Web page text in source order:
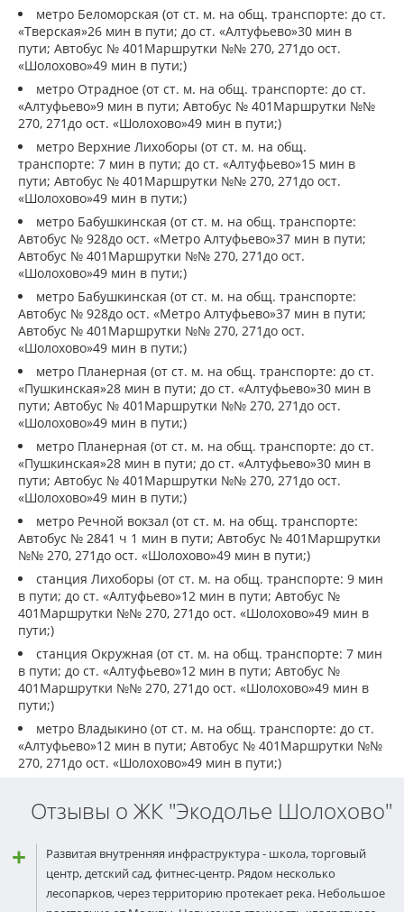
метро Беломорская (от ст. м. на общ. транспорте: до ст.
«Тверская»26 мин в пути; до ст. «Алтуфьево»30 мин в
пути; Автобус № 401Маршрутки №№ 270, 271до ост.
«Шолохово»49 мин в пути;)
метро Отрадное (от ст. м. на общ. транспорте: до ст.
«Алтуфьево»9 мин в пути; Автобус № 401Маршрутки №№
270, 271до ост. «Шолохово»49 мин в пути;)
метро Верхние Лихоборы (от ст. м. на общ.
транспорте: 7 мин в пути; до ст. «Алтуфьево»15 мин в
пути; Автобус № 401Маршрутки №№ 270, 271до ост.
«Шолохово»49 мин в пути;)
метро Бабушкинская (от ст. м. на общ. транспорте:
Автобус № 928до ост. «Метро Алтуфьево»37 мин в пути;
Автобус № 401Маршрутки №№ 270, 271до ост.
«Шолохово»49 мин в пути;)
метро Бабушкинская (от ст. м. на общ. транспорте:
Автобус № 928до ост. «Метро Алтуфьево»37 мин в пути;
Автобус № 401Маршрутки №№ 270, 271до ост.
«Шолохово»49 мин в пути;)
метро Планерная (от ст. м. на общ. транспорте: до ст.
«Пушкинская»28 мин в пути; до ст. «Алтуфьево»30 мин в
пути; Автобус № 401Маршрутки №№ 270, 271до ост.
«Шолохово»49 мин в пути;)
метро Планерная (от ст. м. на общ. транспорте: до ст.
«Пушкинская»28 мин в пути; до ст. «Алтуфьево»30 мин в
пути; Автобус № 401Маршрутки №№ 270, 271до ост.
«Шолохово»49 мин в пути;)
метро Речной вокзал (от ст. м. на общ. транспорте:
Автобус № 2841 ч 1 мин в пути; Автобус № 401Маршрутки
№№ 270, 271до ост. «Шолохово»49 мин в пути;)
станция Лихоборы (от ст. м. на общ. транспорте: 9 мин
в пути; до ст. «Алтуфьево»12 мин в пути; Автобус №
401Маршрутки №№ 270, 271до ост. «Шолохово»49 мин в
пути;)
станция Окружная (от ст. м. на общ. транспорте: 7 мин
в пути; до ст. «Алтуфьево»12 мин в пути; Автобус №
401Маршрутки №№ 270, 271до ост. «Шолохово»49 мин в
пути;)
метро Владыкино (от ст. м. на общ. транспорте: до ст.
«Алтуфьево»12 мин в пути; Автобус № 401Маршрутки №№
270, 271до ост. «Шолохово»49 мин в пути;)
Отзывы о ЖК "Экодолье Шолохово"
Развитая внутренняя инфраструктура - школа, торговый
центр, детский сад, фитнес-центр. Рядом несколько
лесопарков, через территорию протекает река. Небольшое